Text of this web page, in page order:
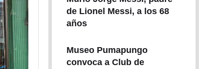
de Lionel Messi, a los 68
años
Museo Pumapungo
convoca a Club de